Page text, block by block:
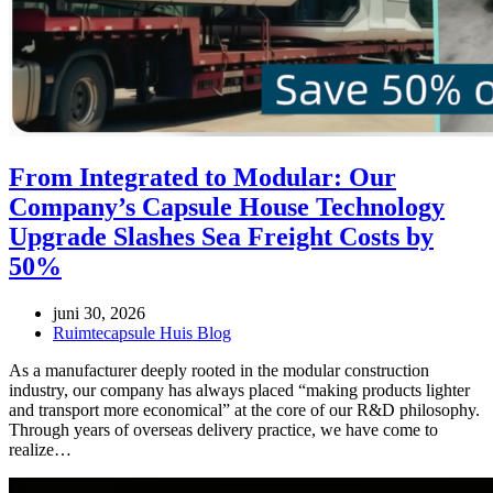
From Integrated to Modular: Our
Company’s Capsule House Technology
Upgrade Slashes Sea Freight Costs by
50%
juni 30, 2026
Ruimtecapsule Huis Blog
As a manufacturer deeply rooted in the modular construction
industry, our company has always placed “making products lighter
and transport more economical” at the core of our R&D philosophy.
Through years of overseas delivery practice, we have come to
realize…